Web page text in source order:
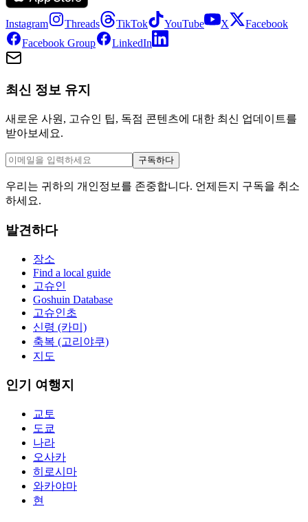
Instagram Threads TikTok YouTube X
Facebook
Facebook Group
LinkedIn
최신 정보 유지
새로운 사원, 고슈인 팁, 독점 콘텐츠에 대한 최신 업데이트를
받아보세요.
구독하다
우리는 귀하의 개인정보를 존중합니다. 언제든지 구독을 취소
하세요.
발견하다
장소
Find a local guide
고슈인
Goshuin Database
고슈인초
신령 (카미)
축복 (고리야쿠)
지도
인기 여행지
교토
도쿄
나라
오사카
히로시마
와카야마
현